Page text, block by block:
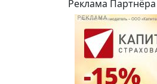
Реклама Партнёра